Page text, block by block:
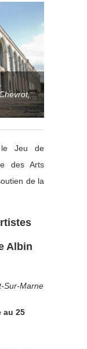
le Jeu de
des Arts
de la
Albin
Sur-Marne
au 25